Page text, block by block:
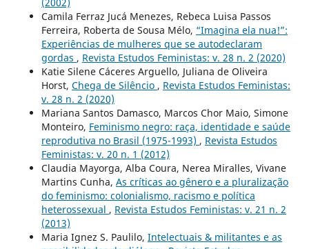
(2002)
Camila Ferraz Jucá Menezes, Rebeca Luisa Passos
Ferreira, Roberta de Sousa Mélo, “Imagina ela nua!”:
Experiências de mulheres que se autodeclaram
gordas , Revista Estudos Feministas: v. 28 n. 2 (2020)
Katie Silene Cáceres Arguello, Juliana de Oliveira
Horst, Chega de Silêncio , Revista Estudos Feministas:
v. 28 n. 2 (2020)
Mariana Santos Damasco, Marcos Chor Maio, Simone
Monteiro, Feminismo negro: raça, identidade e saúde
reprodutiva no Brasil (1975-1993) , Revista Estudos
Feministas: v. 20 n. 1 (2012)
Claudia Mayorga, Alba Coura, Nerea Miralles, Vivane
Martins Cunha, As críticas ao gênero e a pluralização
do feminismo: colonialismo, racismo e política
heterossexual , Revista Estudos Feministas: v. 21 n. 2
(2013)
Maria Ignez S. Paulilo, Intelectuais & militantes e as